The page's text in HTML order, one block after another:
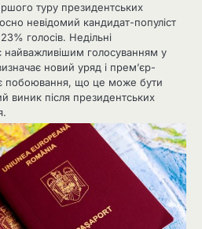
туру президентських
невідомий кандидат-популіст
голосів. Недільні
найважливішим голосуванням у
новий уряд і прем’єр-
є побоювання, що це може бути
виник після президентських